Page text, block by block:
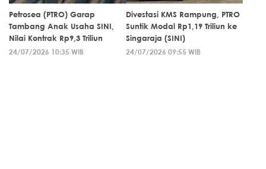
Petrosea (PTRO) Garap
Tambang Anak Usaha SINI,
Nilai Kontrak Rp9,3 Triliun
24/07/2026 10:35 WIB
Divestasi KMS Rampung, PTRO
Suntik Modal Rp1,19 Triliun ke
Singaraja (SINI)
24/07/2026 09:55 WIB